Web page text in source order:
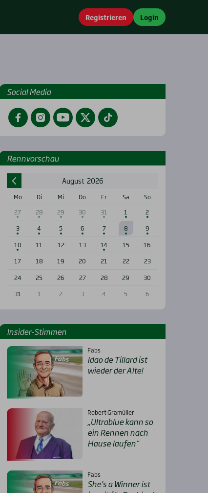
Registrieren Login
Social Media
FacebookInstagramYouTubeTwitterTikTok
Renn­vor­schau
August 2026
Mo Di Mi Do Fr Sa
So
27
28 29 30 31 1
2
3
4 5 6 7 8
9
10
11 12 13 14 15
16
17
18 19 20 21 22
23
24
25 26 27 28 29
30
31
1 2 3 4 5 6
Insi­der-Stim­men
Fabs
Idao de Til­lard ist
wie­der der Alte!
Robert Gramüller
„Ultra­b­lue kann so
ein Ren­nen nach
Hau­se lau­fen“
Fabs
She’s a Win­ner ist